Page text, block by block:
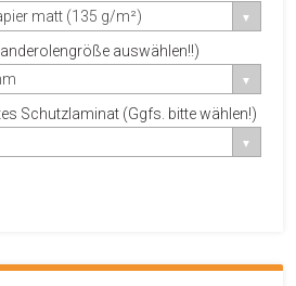
matt (135 g/m²)
auswählen!!)
Schutzlaminat (Ggfs. bitte wählen!)